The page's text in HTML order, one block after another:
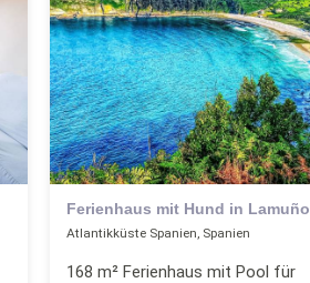
Ferienhaus mit Hund in Lamuño
Atlantikküste Spanien, Spanien
168 m² Ferienhaus mit Pool für